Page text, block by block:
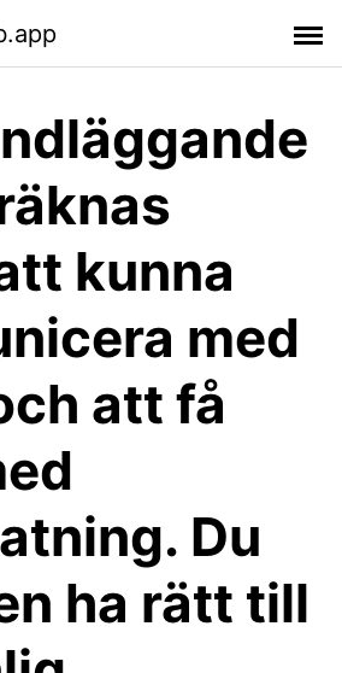
kunna
med
att få
Du
ha rätt till